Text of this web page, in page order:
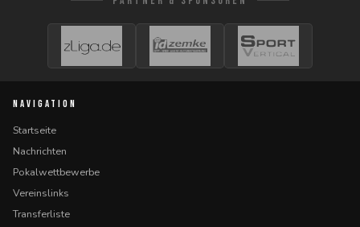
NAVIGATION
Startseite
Nachrichten
Pokalwettbewerbe
Vereinslinks
Transferliste